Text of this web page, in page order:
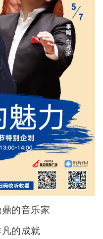
的音乐家
的成就